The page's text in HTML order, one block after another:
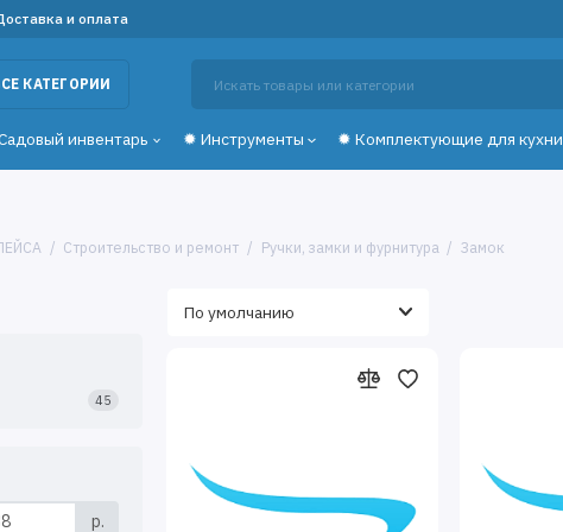
и оплата
КАТЕГОРИИ
инвентарь ✹ Инструменты ✹ Комплектующие для кухни
Строительство и ремонт Ручки, замки и фурнитура Замок
45
р.